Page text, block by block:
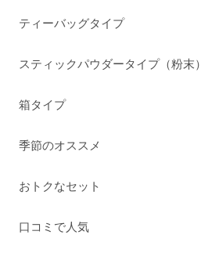
ティーバッグタイプ
スティックパウダータイプ（粉末）
箱タイプ
季節のオススメ
おトクなセット
口コミで人気